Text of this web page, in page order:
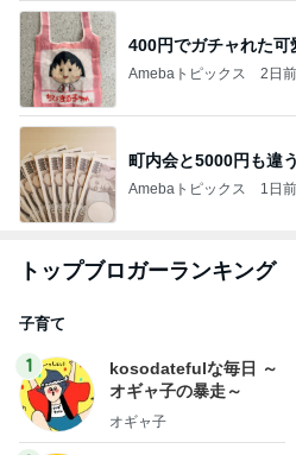
400円でガチャれた可
Amebaトピックス 2日前
町内会と5000円も違
Amebaトピックス 1日前
トップブロガーランキング
子育て
1
kosodatefulな毎日 ～
オギャ子の暴走～
オギャ子